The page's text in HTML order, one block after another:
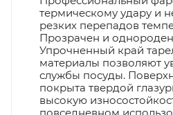
термическому удару и
резких перепадов
Прозрачен и однороден
Упрочненный край
материалы позволяют
службы посуды.
покрыта твердой
высокую
повседневном